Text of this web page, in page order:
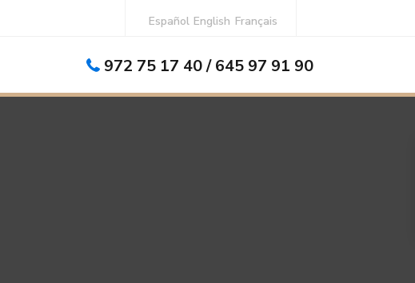
Español English Français
972 75 17 40 / 645 97 91 90